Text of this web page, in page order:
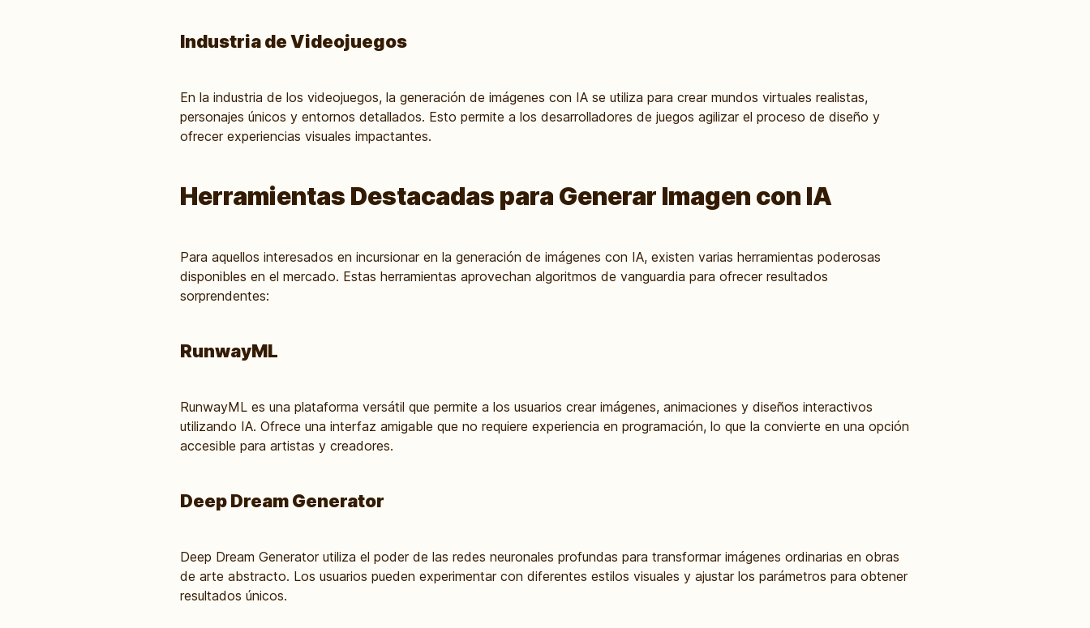
Industria de Videojuegos
En la industria de los videojuegos, la generación de imágenes con IA se utiliza para crear mundos virtuales realistas,
personajes únicos y entornos detallados. Esto permite a los desarrolladores de juegos agilizar el proceso de diseño y
ofrecer experiencias visuales impactantes.
Herramientas Destacadas para Generar Imagen con IA
Para aquellos interesados en incursionar en la generación de imágenes con IA, existen varias herramientas poderosas
disponibles en el mercado. Estas herramientas aprovechan algoritmos de vanguardia para ofrecer resultados
sorprendentes:
RunwayML
RunwayML es una plataforma versátil que permite a los usuarios crear imágenes, animaciones y diseños interactivos
utilizando IA. Ofrece una interfaz amigable que no requiere experiencia en programación, lo que la convierte en una opción
accesible para artistas y creadores.
Deep Dream Generator
Deep Dream Generator utiliza el poder de las redes neuronales profundas para transformar imágenes ordinarias en obras
de arte abstracto. Los usuarios pueden experimentar con diferentes estilos visuales y ajustar los parámetros para obtener
resultados únicos.